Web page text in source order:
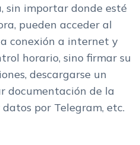
sin importar donde esté
pueden acceder al
conexión a internet y
horario, sino firmar su
descargarse un
documentación de la
por Telegram, etc.